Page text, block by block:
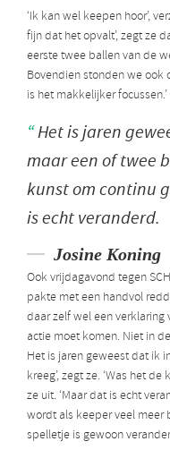
‘Ik kan wel keepen hoor’,
fijn dat het opvalt’, zegt ze
eerste twee ballen van de
Bovendien stonden we ook
is het makkelijker focussen.’
Het is jaren
maar een of twee
kunst om continu
is echt veranderd.
Josine Koning
Ook vrijdagavond tegen
pakte met een handvol
daar zelf wel een verklaring
actie moet komen. Niet in
Het is jaren geweest dat ik
kreeg’, zegt ze. ‘Was het
ze uit. ‘Maar dat is echt
wordt als keeper veel meer
spelletje is gewoon